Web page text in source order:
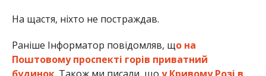
На щастя, ніхто не постраждав.
Раніше Інформатор повідомляв, що на
Поштовому проспекті горів приватний